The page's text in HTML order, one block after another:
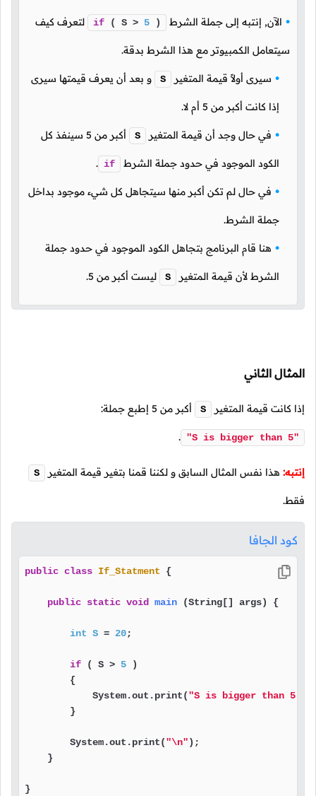
الآن, إنتبه إلى جملة الشرط if ( S > 5 ) لتعرف كيف
سيتعامل الكمبيوتر مع هذا الشرط بدقة.
سيرى أولاً قيمة المتغير S و بعد أن يعرف قيمتها سيرى
إذا كانت أكبر من 5 أم لا.
في حال وجد أن قيمة المتغير S أكبر من 5 سينفذ كل
الكود الموجود في حدود جملة الشرط if
.
في حال لم تكن أكبر منها سيتجاهل كل شيء موجود بداخل
جملة الشرط.
هنا قام البرنامج بتجاهل الكود الموجود في حدود جملة
الشرط لأن قيمة المتغير S ليست أكبر من 5
.
المثال الثاني
إذا كانت قيمة المتغير S أكبر من 5 إطبع جملة:
"S is bigger than 5"
.
إنتبه: هذا نفس المثال السابق و لكننا قمنا بتغير قيمة المتغير S
فقط.
كود الجافا
public class If_Statment {
public static void main (String[] args) {
int S = 20;
if ( S > 5 )
        {
            System.out.print(
"S is bigger than 5."
        }
        System.out.print(
"\n");
    }
}